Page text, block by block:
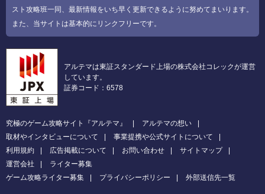
スト攻略班一同、最新情報をいち早く更新できるように努めてまいります。
また、当サイトは基本的にリンクフリーです。
アルテマは東証スタンダード上場の株式会社コレックが運営
しています。
証券コード：6578
究極のゲーム攻略サイト『アルテマ』
アルテマの想い
取材やインタビューについて
事業提携や公式サイトについて
利用規約
広告掲載について お問い合わせ
サイトマップ
運営会社
ライター募集
ゲーム攻略ライター募集
プライバシーポリシー 外部送信先一覧